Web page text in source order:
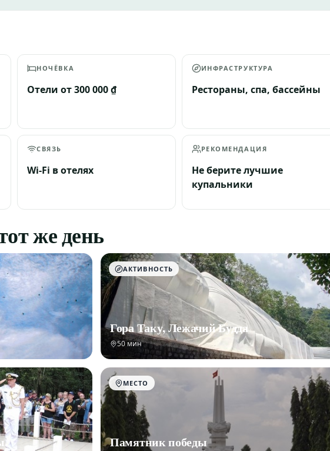
НОЧЁВКА
Отели от 300 000 ₫
ИНФРАСТРУКТУРА
Рестораны, спа, бассейны
СВЯЗЬ
Wi-Fi в отелях
РЕКОМЕНДАЦИЯ
Не берите лучшие
купальники
же день
АКТИВНОСТЬ
Гора Таку, Лежачий Будда
50 мин
МЕСТО
Памятник победы